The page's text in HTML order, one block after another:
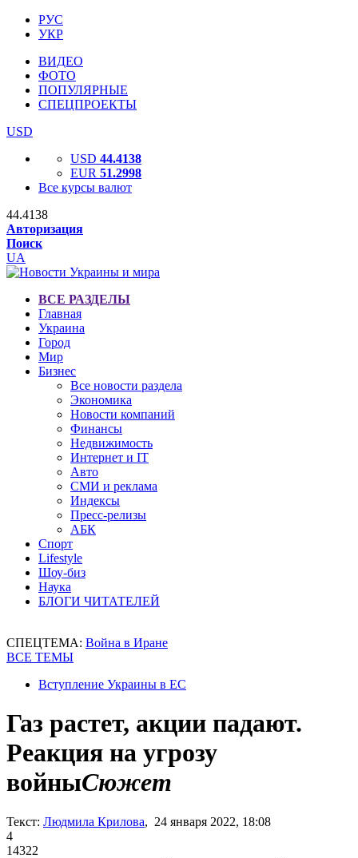
РУС
УКР
ВИДЕО
ФОТО
ПОПУЛЯРНЫЕ
СПЕЦПРОЕКТЫ
USD
USD 44.4138
EUR 51.2998
Все курсы валют
44.4138
Авторизация
Поиск
UA
ВСЕ РАЗДЕЛЫ
Главная
Украина
Город
Мир
Бизнес
Все новости раздела
Экономика
Новости компаний
Финансы
Недвижимость
Интернет и IT
Авто
СМИ и реклама
Индексы
Пресс-релизы
АБК
Спорт
Lifestyle
Шоу-биз
Наука
БЛОГИ ЧИТАТЕЛЕЙ
СПЕЦТЕМА: Война в Иране
ВСЕ ТЕМЫ
Вступление Украины в ЕС
Газ растет, акции падают.
Реакция на угрозу
войныСюжет
Текст: Людмила Крилова, 24 января 2022, 18:08
4
14322